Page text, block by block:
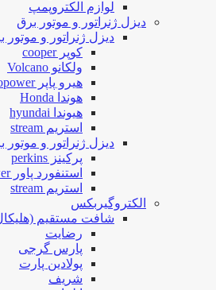
لوازم الکتروپمپ
دیزل ژنراتور و موتور برق
دیزل ژنراتور و موتور
کوپر cooper
ولکانو Volcano
هیرو پاپر Heropower
هوندا Honda
هیوندا hyundai
استریم stream
دیزل ژنراتور و موتور
پرکینز perkins
استنفورد پاور stanford power
استریم stream
الکتروگیربکس
شافت مستقیم
رضایت
پارس گرجی
پولادین پارت
شریف